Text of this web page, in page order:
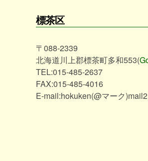
標茶区
〒088-2339
北海道川上郡標茶町多和553(
TEL:015-485-2637
FAX:015-485-4016
E-mail:hokuken(@マーク